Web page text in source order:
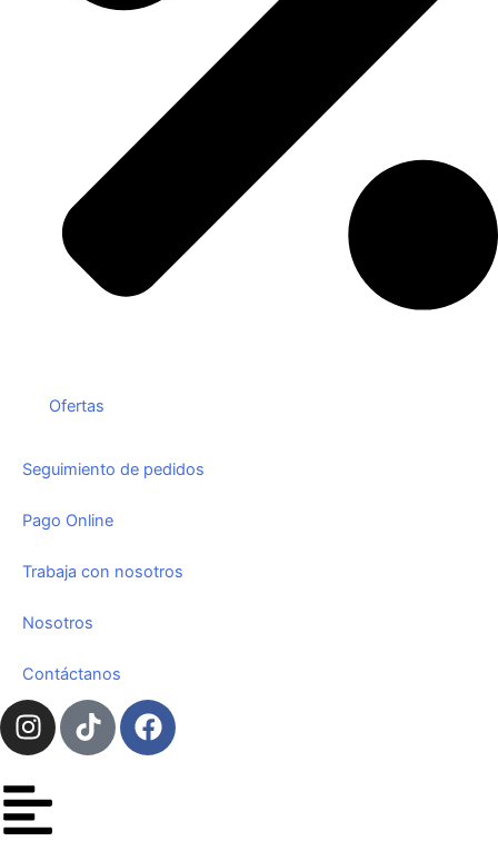
Ofertas
Seguimiento de pedidos
Pago Online
Trabaja con nosotros
Nosotros
Contáctanos
I
n
t
a
T
i
F
a